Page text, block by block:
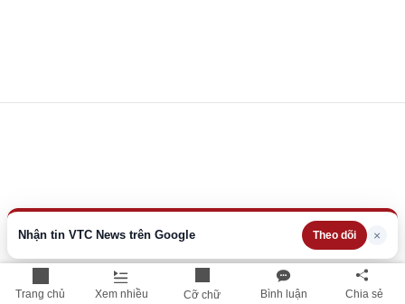
Trang chủ Xem nhiều Cỡ chữ Bình luận Chia sẻ
Nhận tin VTC News trên Google Theo dõi ×